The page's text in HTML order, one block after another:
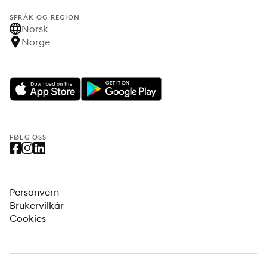
SPRÅK OG REGION
Norsk
Norge
FØLG OSS
Personvern
Brukervilkår
Cookies